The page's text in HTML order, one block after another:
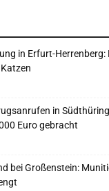
in Erfurt-Herrenberg:
in
Euro gebracht
bei Großenstein: